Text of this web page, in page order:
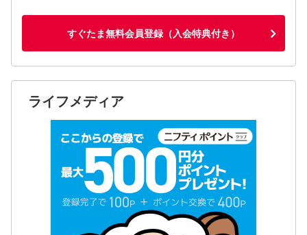
すぐたま無料会員登録（入会特典付き）
ライフメディア